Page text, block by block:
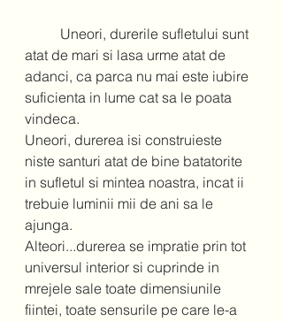
atat de mari si lasa urme atat de
adanci, ca parca nu mai este iubire
suficienta in lume cat sa le poata
vindeca.
Uneori, durerea isi construieste
niste santuri atat de bine batatorite
in sufletul si mintea noastra, incat ii
trebuie luminii mii de ani sa le
ajunga.
Alteori...durerea se impratie prin tot
universul interior si cuprinde in
mrejele sale toate dimensiunile
fiintei, toate sensurile pe care le-a